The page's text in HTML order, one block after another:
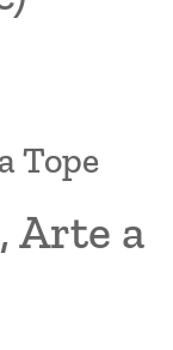
Tope
Arte a